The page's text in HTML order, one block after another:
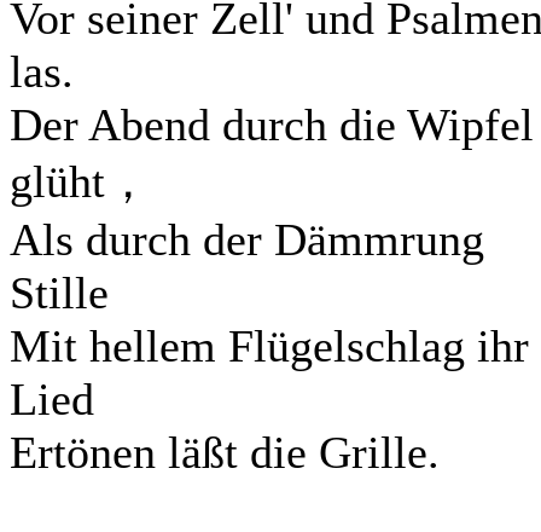
Vor seiner Zell' und
las.
Der Abend durch die Wipfel
glüht，
Als durch der Dämmrung
Stille
Mit hellem Flügelschlag ihr
Lied
Ertönen läßt die Grille.